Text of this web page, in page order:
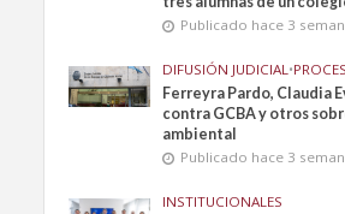
Publicado hace 3
DIFUSIÓN JUDICIAL •
Ferreyra Pardo, Claudia
contra GCBA y otros
ambiental
Publicado hace 3
INSTITUCIONALES